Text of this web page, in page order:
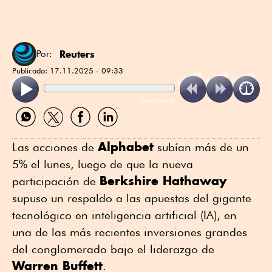
Por: Reuters
Publicado: 17.11.2025 - 09:33
ReadSpeaker
Compartir
por
Compartir
por
Compartir
por
Compartir
por
Las acciones de Alphabet subían más de un
5% el lunes, luego de que la nueva
participación de Berkshire Hathaway
supuso un respaldo a las apuestas del gigante
tecnológico en inteligencia artificial (IA), en
una de las más recientes inversiones grandes
del conglomerado bajo el liderazgo de
Warren Buffett.